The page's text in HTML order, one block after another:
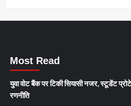
Most Read
युवा वोट बैंक पर टिकी सियासी नजर, स्टूडेंट
रणनीति